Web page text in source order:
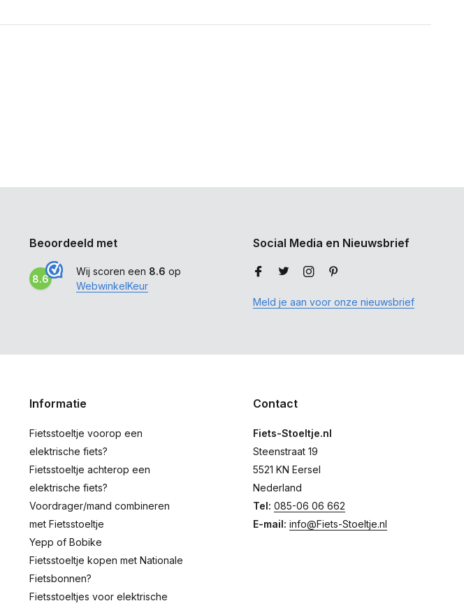
Beoordeeld met
8.6
Wij scoren een 8.6 op
WebwinkelKeur
Social Media en Nieuwsbrief
Meld je aan voor onze nieuwsbrief
Informatie
Fietsstoeltje voorop een
elektrische fiets?
Fietsstoeltje achterop een
elektrische fiets?
Voordrager/mand combineren
met Fietsstoeltje
Yepp of Bobike
Fietsstoeltje kopen met Nationale
Fietsbonnen?
Fietsstoeltjes voor elektrische
Contact
Fiets-Stoeltje.nl
Steenstraat 19
5521 KN Eersel
Nederland
Tel: 085-06 06 662
E-mail: info@Fiets-Stoeltje.nl